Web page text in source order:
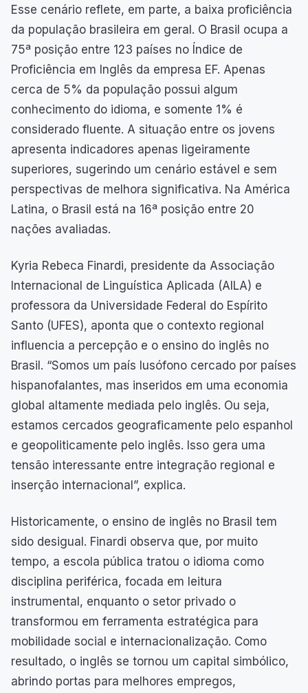
Esse cenário reflete, em parte, a baixa proficiência
da população brasileira em geral. O Brasil ocupa a
75ª posição entre 123 países no Índice de
Proficiência em Inglês da empresa EF. Apenas
cerca de 5% da população possui algum
conhecimento do idioma, e somente 1% é
considerado fluente. A situação entre os jovens
apresenta indicadores apenas ligeiramente
superiores, sugerindo um cenário estável e sem
perspectivas de melhora significativa. Na América
Latina, o Brasil está na 16ª posição entre 20
nações avaliadas.
Kyria Rebeca Finardi, presidente da Associação
Internacional de Linguística Aplicada (AILA) e
professora da Universidade Federal do Espírito
Santo (UFES), aponta que o contexto regional
influencia a percepção e o ensino do inglês no
Brasil. “Somos um país lusófono cercado por países
hispanofalantes, mas inseridos em uma economia
global altamente mediada pelo inglês. Ou seja,
estamos cercados geograficamente pelo espanhol
e geopoliticamente pelo inglês. Isso gera uma
tensão interessante entre integração regional e
inserção internacional”, explica.
Historicamente, o ensino de inglês no Brasil tem
sido desigual. Finardi observa que, por muito
tempo, a escola pública tratou o idioma como
disciplina periférica, focada em leitura
instrumental, enquanto o setor privado o
transformou em ferramenta estratégica para
mobilidade social e internacionalização. Como
resultado, o inglês se tornou um capital simbólico,
abrindo portas para melhores empregos,